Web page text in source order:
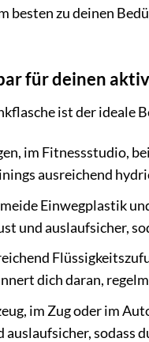
besten zu deinen
für deinen
ist der ideale
im Fitnessstudio,
ausreichend
Einwegplastik
und auslaufsicher,
dich daran,
im Zug oder im
sodass